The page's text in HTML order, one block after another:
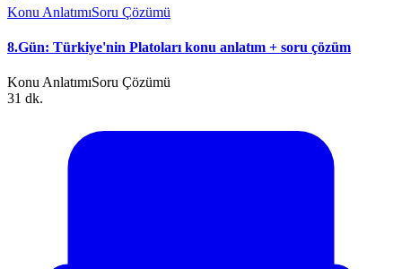
Konu AnlatımıSoru Çözümü
8.Gün: Türkiye'nin Platoları konu anlatım + soru çözüm
Konu AnlatımıSoru Çözümü
31 dk.